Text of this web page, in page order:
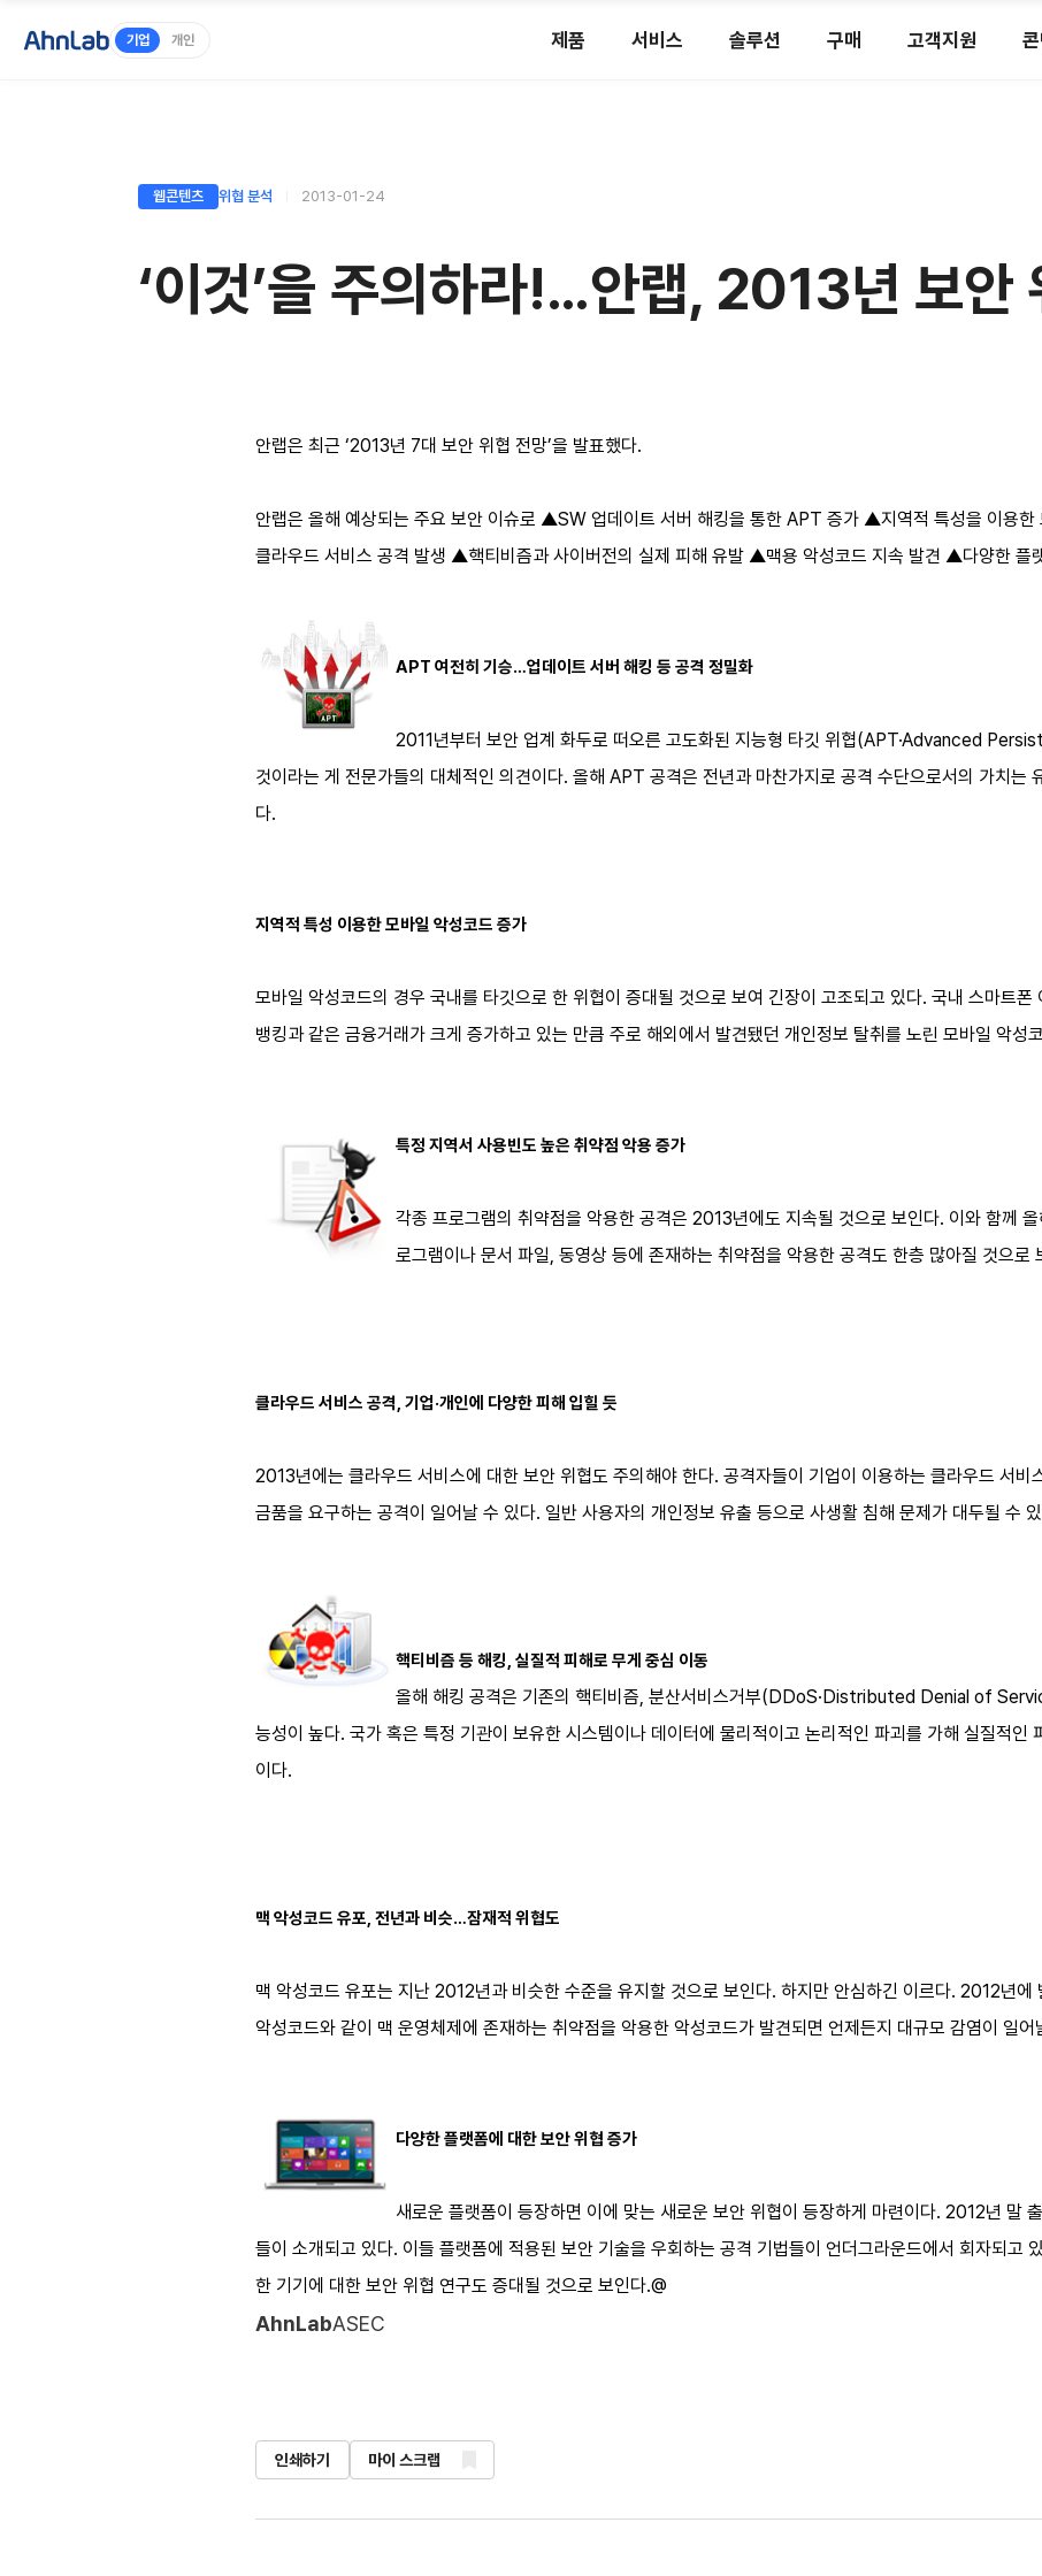
기업 개인 제품 서비스 솔루션 구매 고객지원
웹콘텐츠 위협 분석 2013-01-24
‘이것’을 주의하라!…안랩, 2013년 보안
안랩은 최근 ‘2013년 7대 보안 위협 전망’을 발표했다.
안랩은 올해 예상되는 주요 보안 이슈로 ▲SW 업데이트 서버 해킹을 통한 APT 증가 ▲지역적 특성을 이용
클라우드 서비스 공격 발생 ▲핵티비즘과 사이버전의 실제 피해 유발 ▲맥용 악성코드 지속 발견 ▲다양한 플
APT 여전히 기승…업데이트 서버 해킹 등 공격 정밀화
2011년부터 보안 업계 화두로 떠오른 고도화된 지능형 타깃 위협(APT·Advanced
것이라는 게 전문가들의 대체적인 의견이다. 올해 APT 공격은 전년과 마찬가지로 공격 수단으로서의 가치는
다.
지역적 특성 이용한 모바일 악성코드 증가
모바일 악성코드의 경우 국내를 타깃으로 한 위협이 증대될 것으로 보여 긴장이 고조되고 있다. 국내 스마트폰
뱅킹과 같은 금융거래가 크게 증가하고 있는 만큼 주로 해외에서 발견됐던 개인정보 탈취를 노린 모바일 악성
특정 지역서 사용빈도 높은 취약점 악용 증가
각종 프로그램의 취약점을 악용한 공격은 2013년에도 지속될 것으로 보인다. 이와 함께
로그램이나 문서 파일, 동영상 등에 존재하는 취약점을 악용한 공격도 한층 많아질 것으로
클라우드 서비스 공격, 기업·개인에 다양한 피해 입힐 듯
2013년에는 클라우드 서비스에 대한 보안 위협도 주의해야 한다. 공격자들이 기업이 이용하는 클라우드 서비
금품을 요구하는 공격이 일어날 수 있다. 일반 사용자의 개인정보 유출 등으로 사생활 침해 문제가 대두될 수
핵티비즘 등 해킹, 실질적 피해로 무게 중심 이동
올해 해킹 공격은 기존의 핵티비즘, 분산서비스거부(DDoS·Distributed Denial of
능성이 높다. 국가 혹은 특정 기관이 보유한 시스템이나 데이터에 물리적이고 논리적인 파괴를 가해 실질적인
이다.
맥 악성코드 유포, 전년과 비슷…잠재적 위협도
맥 악성코드 유포는 지난 2012년과 비슷한 수준을 유지할 것으로 보인다. 하지만 안심하긴 이르다. 2012년
악성코드와 같이 맥 운영체제에 존재하는 취약점을 악용한 악성코드가 발견되면 언제든지 대규모 감염이 일어
다양한 플랫폼에 대한 보안 위협 증가
새로운 플랫폼이 등장하면 이에 맞는 새로운 보안 위협이 등장하게 마련이다. 2012년 말
들이 소개되고 있다. 이들 플랫폼에 적용된 보안 기술을 우회하는 공격 기법들이 언더그라운드에서 회자되고
한 기기에 대한 보안 위협 연구도 증대될 것으로 보인다.@
AhnLabASEC
인쇄하기 마이 스크랩